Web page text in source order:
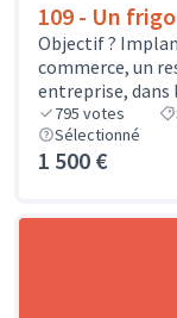
109 - Un
Objectif ?
commerce, un
entreprise, dans
795 votes
Sélectionné
1 500 €